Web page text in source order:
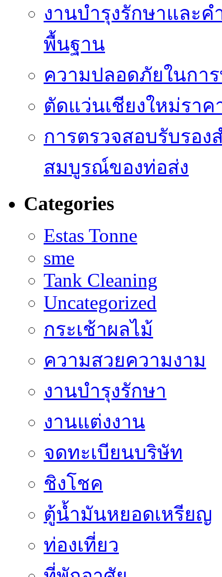
งานบำรุงรักษาและ
พื้นฐาน
ความปลอดภัยในการ
ตัดแว่นเชียงใหม่รา
การตรวจสอบรับรอง
สมบูรณ์ของท่อส่ง
Categories
Estas Tonne
sme
Tank Cleaning
Uncategorized
กระเช้าผลไม้
ความสวยความงาม
งานบำรุงรักษา
งานแต่งงาน
จดทะเบียนบริษัท
ชิงโชค
ตู้น้ำมันหยอดเหรียญ
ท่องเที่ยว